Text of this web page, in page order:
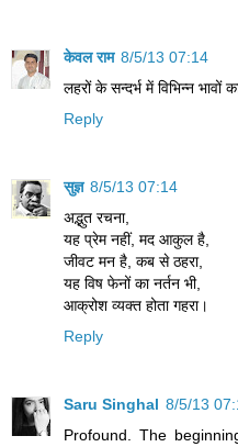
केवल राम 8/5/13 07:14
लहरों के सन्दर्भ में विभिन्न भावों
Reply
सुज्ञ 8/5/13 07:14
अद्भुत रचना,
यह प्रेम नहीं, मद आकुल है,
जीवट मन है, कब से ठहरा,
यह विष फेनों का नर्तन भी,
आक्रोश व्यक्त होता गहरा।
Reply
Saru Singhal 8/5/13
Profound. The